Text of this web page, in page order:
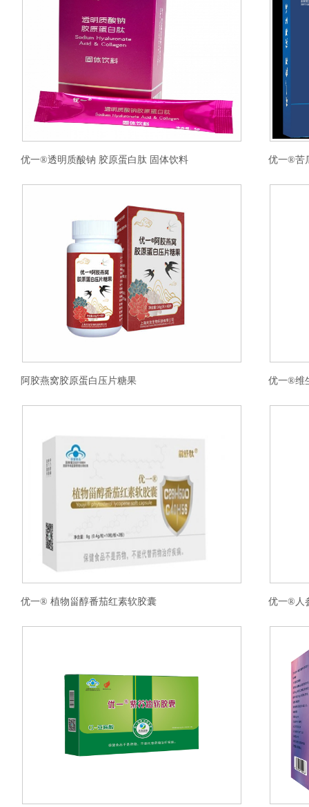
优一®透明质酸钠 胶原蛋白肽 固体饮料 优一®苦
阿胶燕窝胶原蛋白压片糖果 优一®维
优一® 植物甾醇番茄红素软胶囊 优一®人